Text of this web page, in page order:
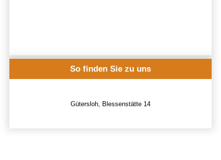
So finden Sie zu uns
Gütersloh, Blessenstätte 14